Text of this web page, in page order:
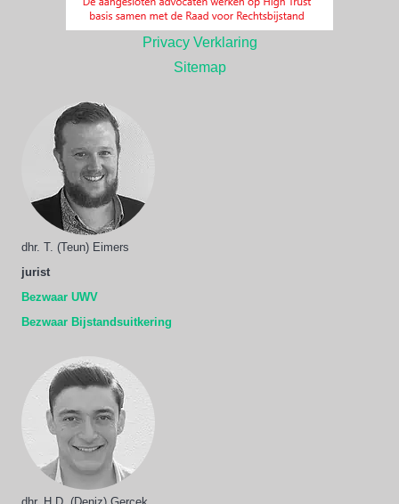
Privacy Verklaring
Sitemap
dhr. T. (Teun) Eimers
jurist
Bezwaar UWV
Bezwaar Bijstandsuitkering